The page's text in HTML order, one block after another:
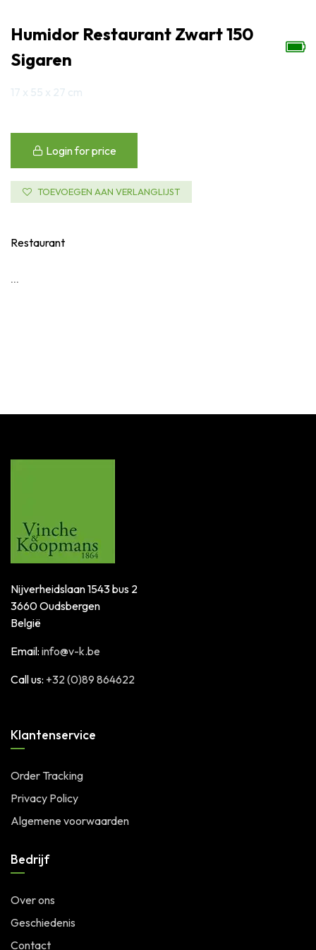
Humidor Restaurant Zwart 150
Sigaren
17 x 55 x 27 cm
Login for price
TOEVOEGEN AAN VERLANGLIJST
Restaurant
...
Nijverheidslaan 1543 bus 2
3660 Oudsbergen
België
Email: info@v-k.be
Call us: +32 (0)89 864622
Klantenservice
Order Tracking
Privacy Policy
Algemene voorwaarden
Bedrijf
Over ons
Geschiedenis
Contact